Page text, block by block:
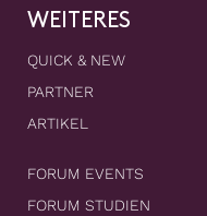
WEITERES
QUICK & NEW
PARTNER
ARTIKEL
FORUM EVENTS
FORUM STUDIEN